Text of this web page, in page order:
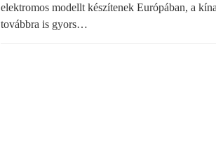
elektromos modellt készítenek Európában, a
továbbra is gyors…